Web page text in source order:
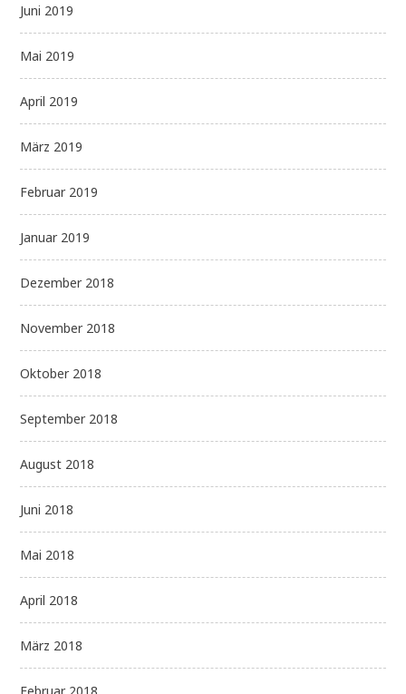
Juni 2019
Mai 2019
April 2019
März 2019
Februar 2019
Januar 2019
Dezember 2018
November 2018
Oktober 2018
September 2018
August 2018
Juni 2018
Mai 2018
April 2018
März 2018